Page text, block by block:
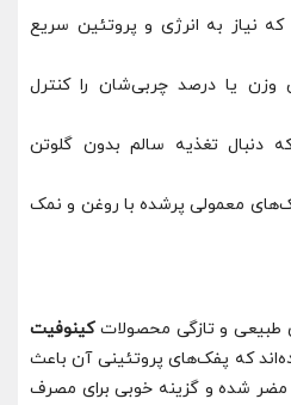
که نیاز به انرژی و پروتئین سریع
وزن یا درصد چربی‌شان را کنترل
دنبال تغذیه سالم بدون گلوتن
معمولی پرشده با روغن و نمک
طبیعی و تازگی محصولاتکینوفیت
که پفک‌های پروتئینی آن باعث
شده و گزینه خوبی برای مصرف